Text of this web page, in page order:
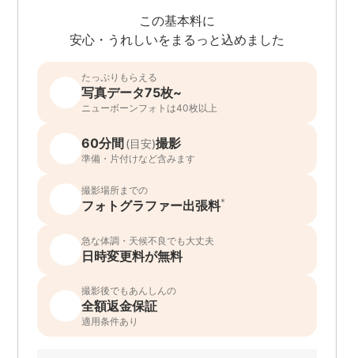
この基本料に
安心・うれしいをまるっと込めました
たっぷりもらえる
写真データ75枚~
ニューボーンフォトは40枚以上
60分間(目安)撮影
準備・片付けなど含みます
撮影場所までの
フォトグラファー出張料*
急な体調・天候不良でも大丈夫
日時変更料が無料
撮影後でもあんしんの
全額返金保証
適用条件あり